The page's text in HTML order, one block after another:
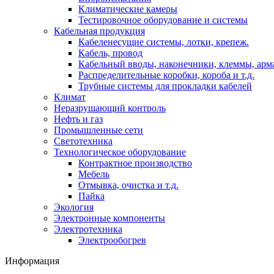
Климатические камеры
Тестировочное оборудование и системы
Кабельная продукция
Кабеленесущие системы, лотки, крепеж.
Кабель, провод
Кабельный вводы, наконечники, клеммы,
Распределительные коробки, короба и т.д.
Трубные системы для прокладки кабелей
Климат
Неразрушающий контроль
Нефть и газ
Промышленные сети
Светотехника
Технологическое оборудование
Контрактное производство
Мебель
Отмывка, очистка и т.д.
Пайка
Экология
Электронные компоненты
Электротехника
Электрообогрев
Информация